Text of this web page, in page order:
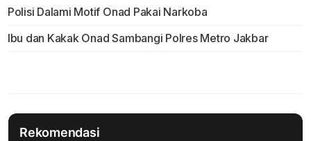
Polisi Dalami Motif Onad Pakai Narkoba
Ibu dan Kakak Onad Sambangi Polres Metro Jakbar
Rekomendasi